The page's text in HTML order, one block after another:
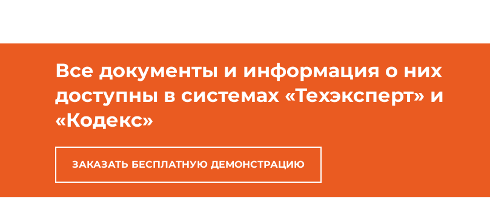
Все документы и информация о них
доступны в системах «Техэксперт» и
«Кодекс»
ЗАКАЗАТЬ БЕСПЛАТНУЮ ДЕМОНСТРАЦИЮ